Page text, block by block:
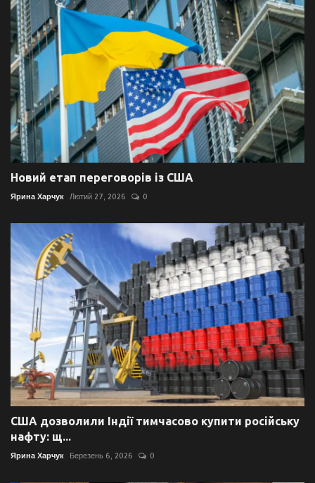
Новий етап переговорів із США
Ярина Харчук Лютий 27, 2026 0
США дозволили Індії тимчасово купити російську
нафту: щ...
Ярина Харчук Березень 6, 2026 0